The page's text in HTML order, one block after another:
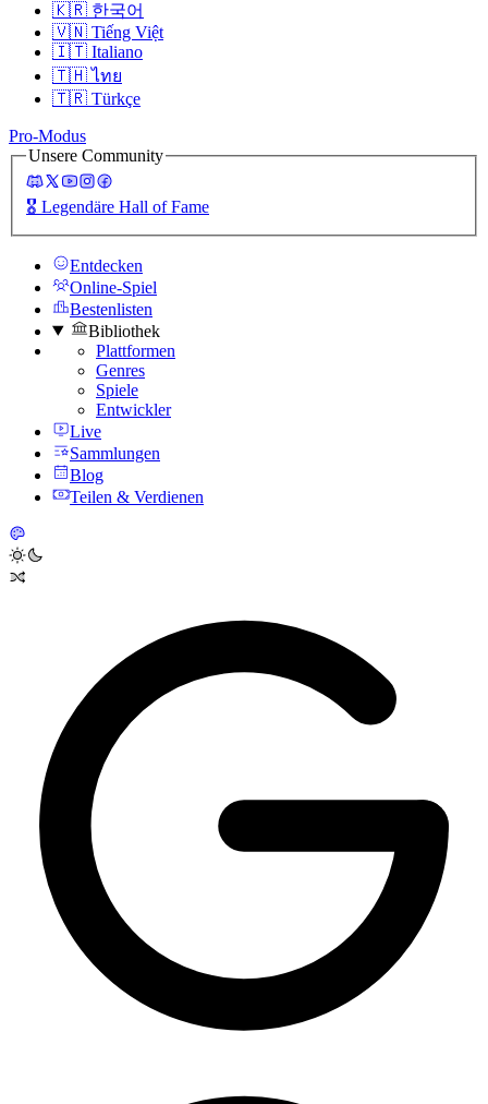
🇰🇷 한국어
🇻🇳 Tiếng Việt
🇮🇹 Italiano
🇹🇭 ไทย
🇹🇷 Türkçe
Pro-Modus
Unsere Community
🎖️ Legendäre Hall of Fame
Entdecken
Online-Spiel
Bestenlisten
Bibliothek
Plattformen
Genres
Spiele
Entwickler
Live
Sammlungen
Blog
Teilen & Verdienen